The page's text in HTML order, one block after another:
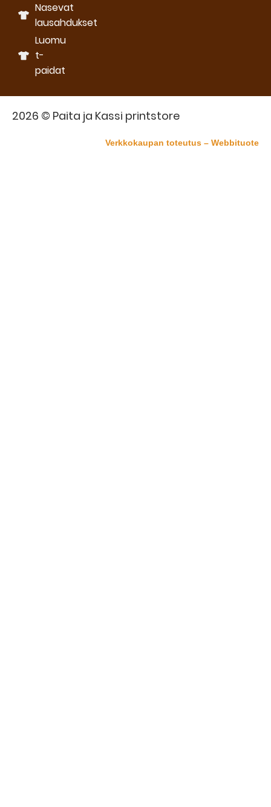
Nasevat
lausahdukset
Luomu
t-
paidat
2026 © Paita ja Kassi printstore
Verkkokaupan toteutus – Webbituote